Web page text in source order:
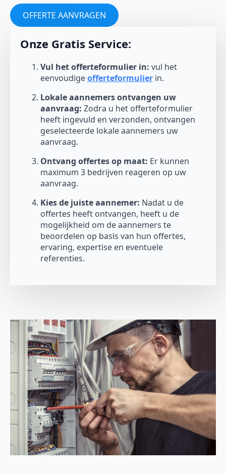
OFFERTE AANVRAGEN
Onze Gratis Service:
Vul het offerteformulier in: vul het
eenvoudigeofferteformulier in.
Lokale aannemers ontvangen uw
aanvraag: Zodra u het offerteformulier
heeft ingevuld en verzonden, ontvangen
geselecteerde lokale aannemers uw
aanvraag.
Ontvang offertes op maat: Er kunnen
maximum 3 bedrijven reageren op uw
aanvraag.
Kies de juiste aannemer: Nadat u de
offertes heeft ontvangen, heeft u de
mogelijkheid om de aannemers te
beoordelen op basis van hun offertes,
ervaring, expertise en eventuele
referenties.